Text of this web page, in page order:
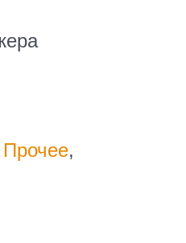
Прочее,